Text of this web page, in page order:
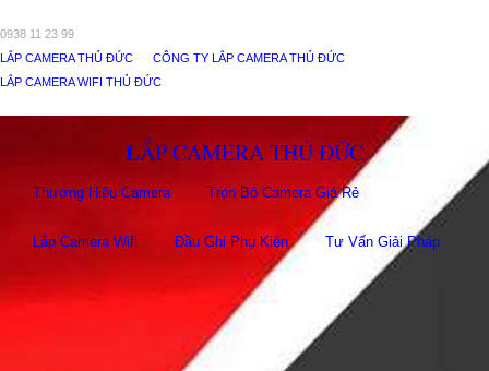
0938 11 23 99
LẮP CAMERA THỦ ĐỨC
CÔNG TY LẮP CAMERA THỦ ĐỨC
LẮP CAMERA WIFI THỦ ĐỨC
LẮP CAMERA THỦ ĐỨC
Thương Hiệu Camera Trọn Bộ Camera Giá Rẻ
Lắp Camera Wifi Đầu Ghi Phụ Kiên Tư Vấn Giải Pháp